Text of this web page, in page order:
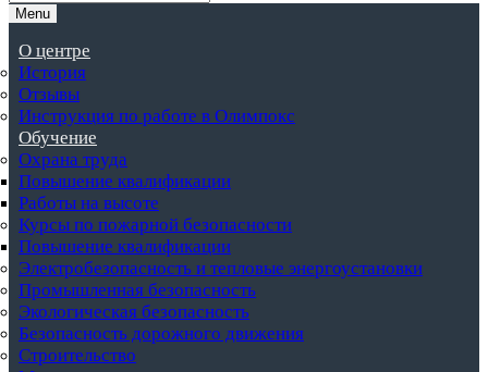
Menu
О центре
История
Отзывы
Инструкция по работе в Олимпокс
Обучение
Охрана труда
Повышение квалификации
Работы на высоте
Курсы по пожарной безопасности
Повышение квалификации
Электробезопасность и тепловые энергоустановки
Промышленная безопасность
Экологическая безопасность
Безопасность дорожного движения
Строительство